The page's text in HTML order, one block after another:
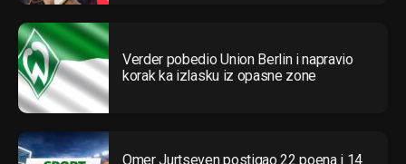
Verder pobedio Union Berlin i napravio
korak ka izlasku iz opasne zone
Omer Jurtseven postigao 22 poena i 14